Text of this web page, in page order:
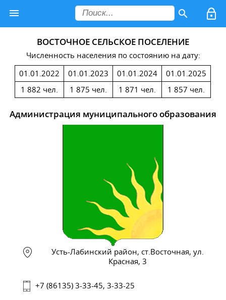
ВОСТОЧНОЕ СЕЛЬСКОЕ ПОСЕЛЕНИЕ
Численность населения по состоянию на дату:
01.01.2022
1 882 чел.
01.01.2023
1 875 чел.
01.01.2024
1 871 чел.
01.01.2025
1 857 чел.
Администрация муниципального образования
Усть-Лабинский район, ст.Восточная, ул.
Красная, 3
+7 (86135) 3-33-45, 3-33-25